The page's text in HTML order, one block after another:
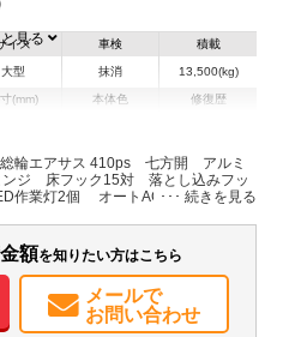
イズ
大型
車検
抹消
積載
13,500(kg)
(mm) 本体色 修復歴
備情報
サスシート カーナビ TV
ラー
見る
総輪エアサス 410ps 七方開 アルミ
ジ 床フック15対 落とし込みフッ
作業灯2個 オートAC PS PW
Bluetooth(NX618) ETC ドラレコ
額を知りたい方はこちら
メールで
お問い合わせ